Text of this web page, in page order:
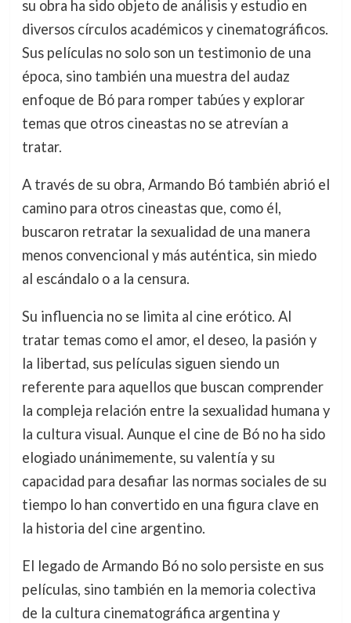
su obra ha sido objeto de análisis y estudio en
diversos círculos académicos y cinematográficos.
Sus películas no solo son un testimonio de una
época, sino también una muestra del audaz
enfoque de Bó para romper tabúes y explorar
temas que otros cineastas no se atrevían a
tratar.
A través de su obra, Armando Bó también abrió el
camino para otros cineastas que, como él,
buscaron retratar la sexualidad de una manera
menos convencional y más auténtica, sin miedo
al escándalo o a la censura.
Su influencia no se limita al cine erótico. Al
tratar temas como el amor, el deseo, la pasión y
la libertad, sus películas siguen siendo un
referente para aquellos que buscan comprender
la compleja relación entre la sexualidad humana y
la cultura visual. Aunque el cine de Bó no ha sido
elogiado unánimemente, su valentía y su
capacidad para desafiar las normas sociales de su
tiempo lo han convertido en una figura clave en
la historia del cine argentino.
El legado de Armando Bó no solo persiste en sus
películas, sino también en la memoria colectiva
de la cultura cinematográfica argentina y